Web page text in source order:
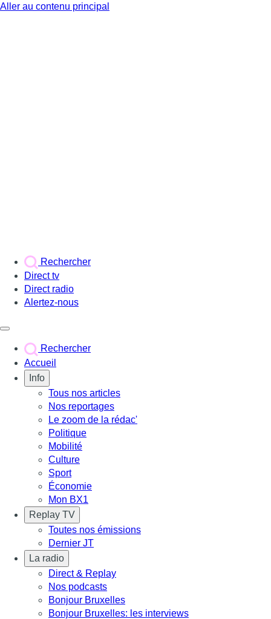
Aller au contenu principal
Rechercher
Direct tv
Direct radio
Alertez-nous
Rechercher
Accueil
Info
Tous nos articles
Nos reportages
Le zoom de la rédac'
Politique
Mobilité
Culture
Sport
Économie
Mon BX1
Replay TV
Toutes nos émissions
Dernier JT
La radio
Direct & Replay
Nos podcasts
Bonjour Bruxelles
Bonjour Bruxelles: les interviews